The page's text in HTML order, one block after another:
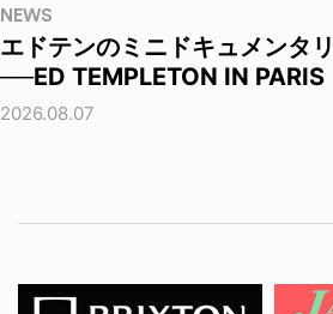
NEWS
エドテンのミニドキュメンタ
──ED TEMPLETON IN PARIS
2026.08.07